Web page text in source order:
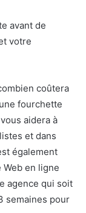
avant de
votre
coûtera
fourchette
aidera à
et dans
également
en ligne
agence qui soit
semaines pour